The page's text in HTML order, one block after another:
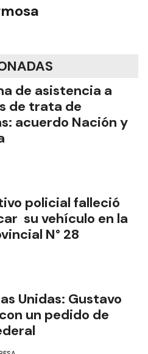
de asistencia a
de trata de
acuerdo Nación y
policial falleció
su vehículo en la
N° 28
Unidas: Gustavo
un pedido de